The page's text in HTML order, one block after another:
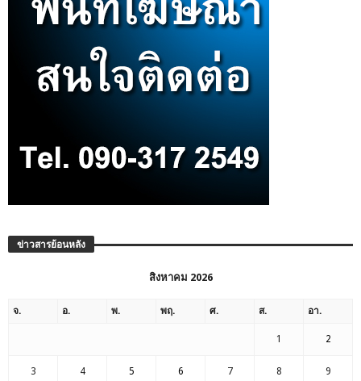
ข่าวสารย้อนหลัง
สิงหาคม 2026
จ. อ. พ. พฤ. ศ. ส. อา.
1 2
3 4 5 6 7 8 9